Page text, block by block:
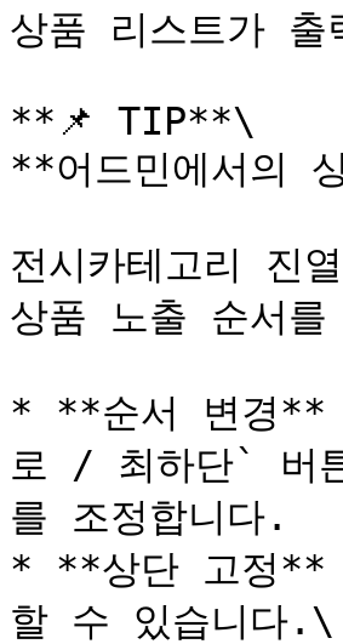
상품 리스트가
**📌 TIP**\
**어드민에서의
전시카테고리 진
상품 노출 순서
* **순서 변경**
로 / 최하단` 버
를 조정합니다.
* **상단 고정**
할 수 있습니다.\